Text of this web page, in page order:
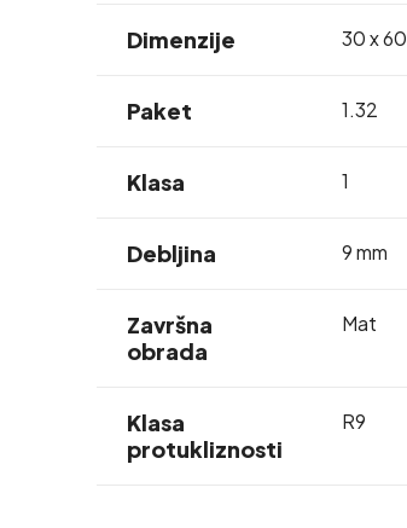
Dimenzije 30 x 60
Paket 1.32
Klasa 1
Debljina 9 mm
Završna
obrada
Mat
Klasa
protukliznosti
R9